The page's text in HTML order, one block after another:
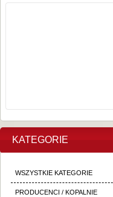
KATEGORIE
WSZYSTKIE KATEGORIE
PRODUCENCI / KOPALNIE